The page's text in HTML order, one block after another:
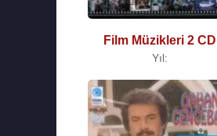
Film Müzikleri 2 CD
Yıl: